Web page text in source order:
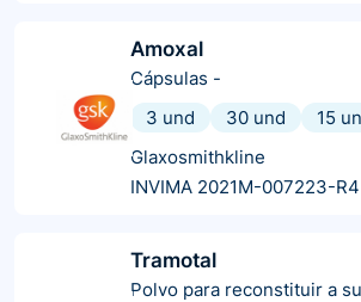
Amoxal
Cápsulas -
3 und
30 und 15
Glaxosmithkline
INVIMA 2021M-007223-R4
Tramotal
Polvo para reconstituir a